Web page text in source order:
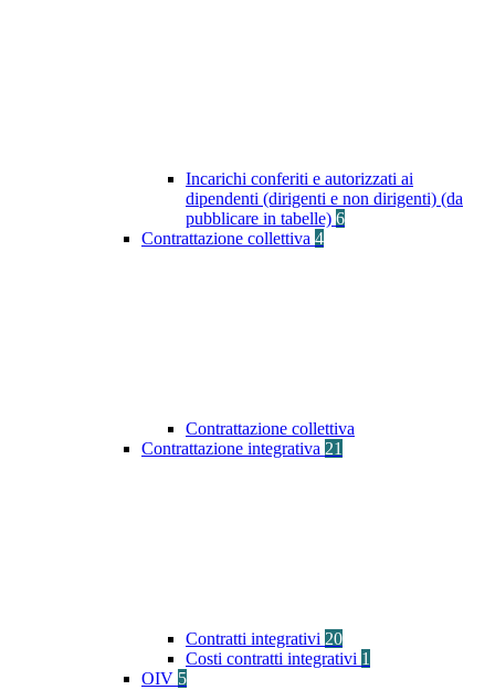
Incarichi conferiti e autorizzati ai
dipendenti (dirigenti e non dirigenti) (da
pubblicare in tabelle) 6
Contrattazione collettiva 4
Contrattazione collettiva
Contrattazione integrativa 21
Contratti integrativi 20
Costi contratti integrativi 1
OIV 5